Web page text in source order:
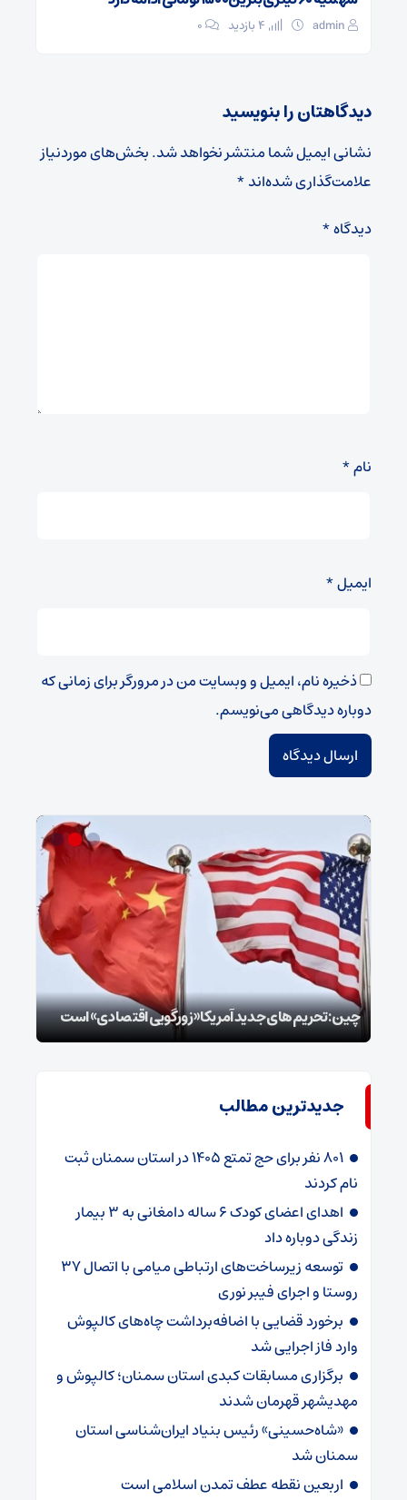
admin ۰
دیدگاهتان را بنویسید
نشانی ایمیل شما منتشر نخواهد شد.بخش‌های موردنیاز
علامت‌گذاری شده‌اند*
دیدگاه*
نام*
ایمیل*
ذخیره نام، ایمیل و وبسایت من در مرورگر برای زمانی که
دوباره دیدگاهی می‌نویسم.
چین: تحریم‌های جدید آمریکا «زورگویی اقتصادی» است
جدیدترین مطالب
۸۰۱ نفر برای حج تمتع ۱۴۰۵ در استان سمنان ثبت
نام کردند
اهدای اعضای کودک ۶ ساله دامغانی به ۳ بیمار
زندگی دوباره داد
توسعه زیرساخت‌های ارتباطی میامی با اتصال ۳۷
روستا و اجرای فیبر نوری
برخورد قضایی با اضافه‌برداشت چاه‌های کالپوش
وارد فاز اجرایی شد
برگزاری مسابقات کبدی استان سمنان؛ کالپوش و
مهدیشهر قهرمان شدند
«شاه‌حسینی» رئیس بنیاد ایران‌شناسی استان
سمنان شد
اربعین نقطه عطف تمدن اسلامی است